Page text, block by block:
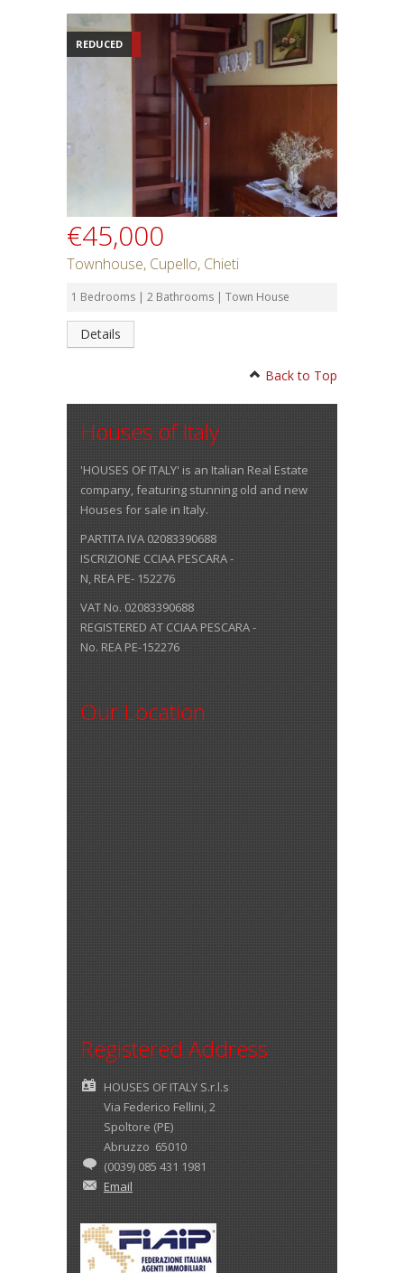
REDUCED
€45,000
Townhouse, Cupello, Chieti
1 Bedrooms | 2 Bathrooms | Town House
Details
Back to Top
Houses of Italy
'HOUSES OF ITALY' is an Italian Real Estate
company, featuring stunning old and new
Houses for sale in Italy.
PARTITA IVA 02083390688
ISCRIZIONE CCIAA PESCARA -
N, REA PE- 152276
VAT No. 02083390688
REGISTERED AT CCIAA PESCARA -
No. REA PE-152276
Our Location
Registered Address
HOUSES OF ITALY S.r.l.s
Via Federico Fellini, 2
Spoltore (PE)
Abruzzo 65010
(0039) 085 431 1981
Email